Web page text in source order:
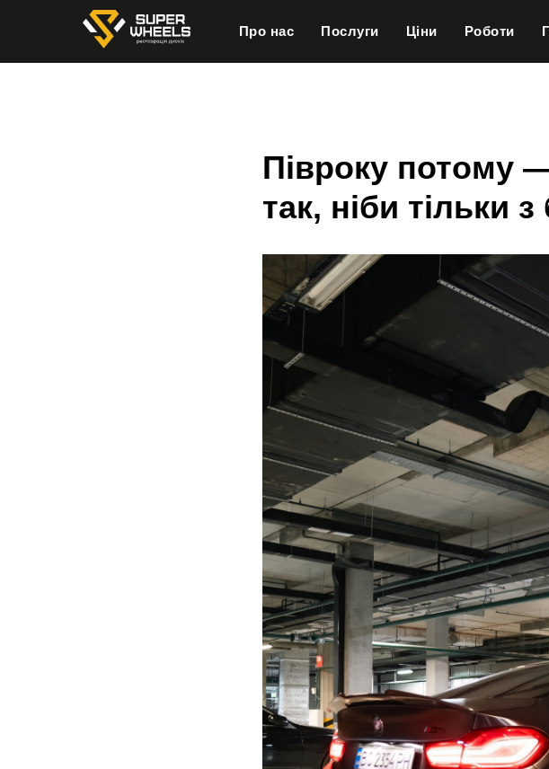
Про нас Послуги Ціни Роботи
Півроку потому
так, ніби тільки з